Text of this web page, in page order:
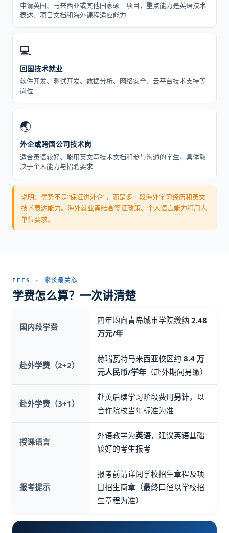
申请英国、马来西亚或其他国家硕士项目，重点能力是英语技术
表达、项目文档和海外课程适应能力
💻
回国技术就业
软件开发、测试开发、数据分析、网络安全、云平台技术支持等
岗位
🌏
外企或跨国公司技术岗
适合英语较好、能用英文写技术文档和参与沟通的学生，具体取
决于个人能力与招聘要求
说明：优势不是“保证进外企”，而是多一段海外学习经历和英文
技术表达能力。海外就业需结合签证政策、个人语言能力和用人
单位要求。
FEES · 家长最关心
学费怎么算？一次讲清楚
国内段学费
四年均向青岛城市学院缴纳 2.48
万元/年
赴外学费（2+2）
赫瑞瓦特马来西亚校区约 8.4 万
元人民币/学年 （赴外期间另缴）
赴外学费（3+1）
赴英后续学习阶段费用另计，以
合作院校当年标准为准
授课语言
外语教学为英语，建议英语基础
较好的考生报考
报考提示
报考前请详阅学校招生章程及项
目招生简章（最终口径以学校招
生章程为准）